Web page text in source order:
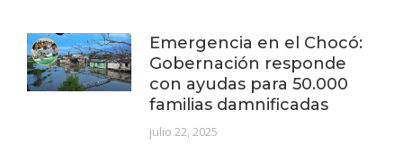
Emergencia en el Chocó:
Gobernación responde
con ayudas para 50.000
familias damnificadas
julio 22, 2025